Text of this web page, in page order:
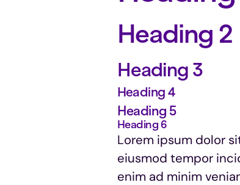
Heading 2
Heading 3
Heading 4
Heading 5
Heading 6
Lorem ipsum dolor
eiusmod tempor
enim ad minim